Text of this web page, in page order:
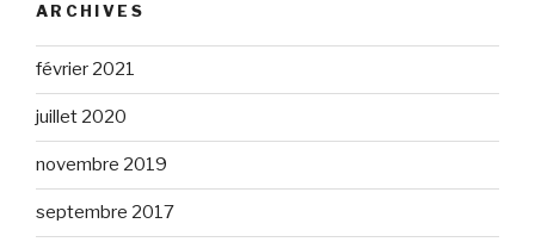
ARCHIVES
février 2021
juillet 2020
novembre 2019
septembre 2017